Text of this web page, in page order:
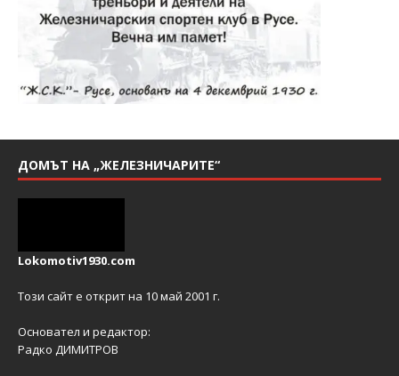
ДОМЪТ НА „ЖЕЛЕЗНИЧАРИТЕ“
Lokomotiv1930.com
Този сайт е открит на 10 май 2001 г.
Основател и редактор:
Радко ДИМИТРОВ